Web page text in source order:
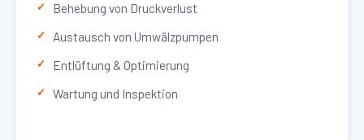
Behebung von Druckverlust
Austausch von Umwälzpumpen
Entlüftung & Optimierung
Wartung und Inspektion